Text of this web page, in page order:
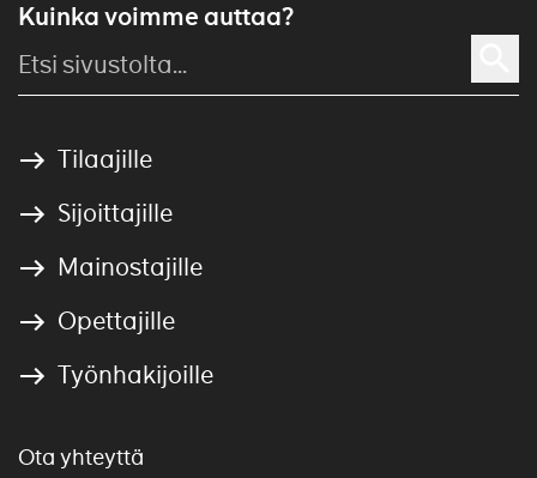
Kuinka voimme auttaa?
Tilaajille
Sijoittajille
Mainostajille
Opettajille
Työnhakijoille
Ota yhteyttä